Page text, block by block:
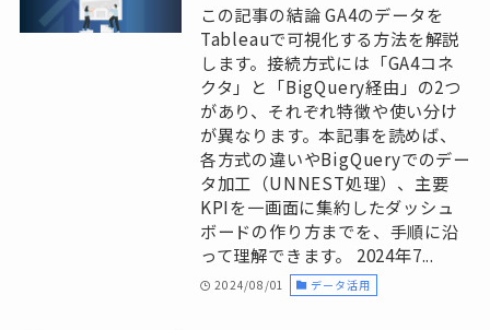
この記事の結論 GA4のデータを
Tableauで可視化する方法を解説
します。接続方式には「GA4コネ
クタ」と「BigQuery経由」の2つ
があり、それぞれ特徴や使い分け
が異なります。本記事を読めば、
各方式の違いやBigQueryでのデー
タ加工（UNNEST処理）、主要
KPIを一画面に集約したダッシュ
ボードの作り方までを、手順に沿
って理解できます。 2024年7...
2024/08/01 データ活用